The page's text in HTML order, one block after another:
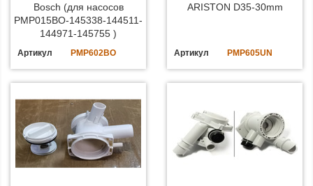
Bosch (для насосов
PMP015BO-145338-144511-
144971-145755 )
Артикул PMP602BO
ARISTON D35-30mm
Артикул PMP605UN